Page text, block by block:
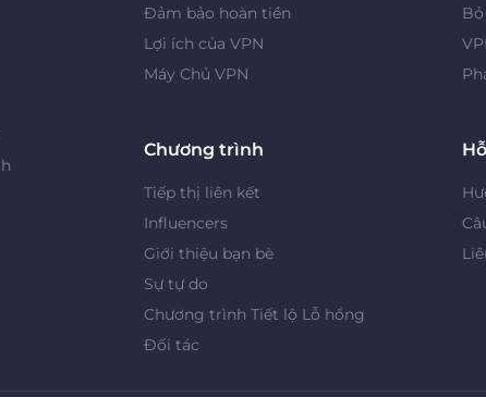
Đảm bảo hoàn tiền
Lợi ích của VPN
Máy Chủ VPN
Chương trình
Tiếp thị liên kết
Influencers
Giới thiệu bạn bè
Sự tự do
Chương trình Tiết lộ Lỗ hổng
Đối tác